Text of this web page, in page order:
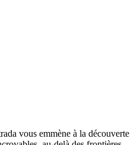
vous emmène à la découverte